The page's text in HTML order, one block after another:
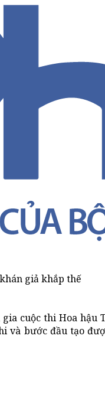
giả khắp thế
cuộc thi Hoa hậu
và bước đầu tạo